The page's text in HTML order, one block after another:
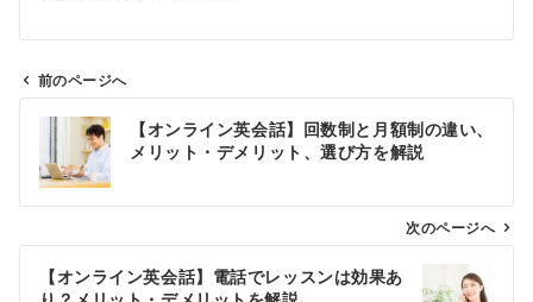
ビ
前のページへ
【オンライン英会話】回数制と月額制の違い、
メリット・デメリット、選び方を解説
次のページへ
【オンライン英会話】電話でレッスンは効果あ